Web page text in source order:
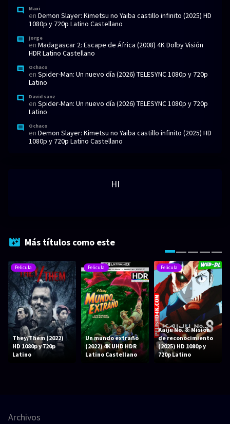
Maxi
en Demon Slayer: Kimetsu no Yaiba castillo infinito (2025) HD
1080p y 720p Latino Castellano
jorge
en Madagascar 2: Escape de África (2008) 4K Dolby Visión
HDR Latino Castellano
Ochaco
en Spider-Man: Un nuevo día (2026) TELESYNC 1080p y 720p
Latino
David sanz
en Spider-Man: Un nuevo día (2026) TELESYNC 1080p y 720p
Latino
Ochaco
en Demon Slayer: Kimetsu no Yaiba castillo infinito (2025) HD
1080p y 720p Latino Castellano
HI
Más títulos como este
Pelicula
They/Them (2022)
HD 1080p y 720p
Latino
Pelicula
Un mundo extraño
(2022) 4K UHD HDR
Latino Castellano
Pelicula
Kaiju No. 8: Misión
de reconocimiento
(2025) HD 1080p y
720p Latino
Archivos